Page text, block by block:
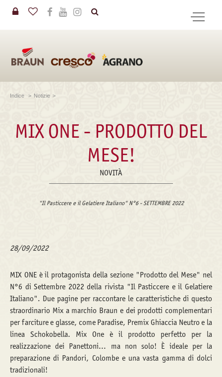
Indice > Notizie >
MIX ONE - PRODOTTO DEL
MESE!
NOVITÀ
"Il Pasticcere e il Gelatiere Italiano" N°6 - SETTEMBRE 2022
28/09/2022
MIX ONE è il protagonista della sezione "Prodotto del Mese" nel
N°6 di Settembre 2022 della rivista "Il Pasticcere e il Gelatiere
Italiano". Due pagine per raccontare le caratteristiche di questo
straordinario Mix a marchio Braun e dei prodotti complementari
per farciture e glasse, come Paradise, Premix Ghiaccia Neutro e la
linea Schokobella. Mix One è il prodotto perfetto per la
realizzazione dei Panettoni... ma non solo! È ideale per la
preparazione di Pandori, Colombe e una vasta gamma di dolci
tradizionali!